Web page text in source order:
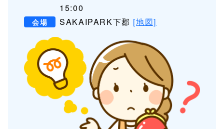
15:00
会場 SAKAIPARK下郡 [地図]